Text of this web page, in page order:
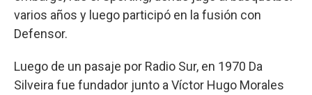
varios años y luego participó en la fusión con
Defensor.
Luego de un pasaje por Radio Sur, en 1970 Da
Silveira fue fundador junto a Víctor Hugo Morales